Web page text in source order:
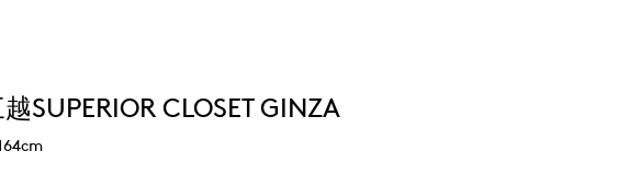
SUPERIOR CLOSET GINZA